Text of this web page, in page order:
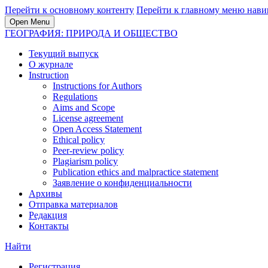
Перейти к основному контенту Перейти к главному меню
Open Menu
ГЕОГРАФИЯ: ПРИРОДА И ОБЩЕСТВО
Текущий выпуск
О журнале
Instruction
Instructions for Authors
Regulations
Aims and Scope
License agreement
Open Access Statement
Ethical policy
Peer-review policy
Plagiarism policy
Publication ethics and malpractice statement
Заявление о конфиденциальности
Архивы
Отправка материалов
Редакция
Контакты
Найти